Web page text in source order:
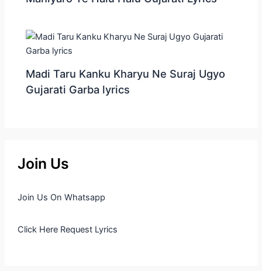
Madi Taru Kanku Kharyu Ne Suraj Ugyo
Gujarati Garba lyrics
Join Us
Join Us On Whatsapp
Click Here Request Lyrics